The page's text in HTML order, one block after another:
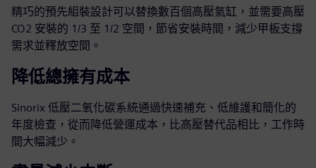
精巧的預先組裝設計可以替換數百個高壓氣缸，並需要高壓
CO2 安裝的 1/3 至 1/2 空間，節省安裝時間，減少甲板支撐
需求並釋放空間。
降低總擁有成本
Sinorix 低壓二氧化碳系統通過快速補充、低維護和簡化的
年度檢查，從而降低營運成本，比高壓替代品相比，工作時
間大幅減少。